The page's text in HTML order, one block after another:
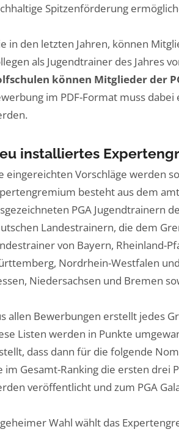
Spitzenförderung
in den letzten Jahren, können
als Jugendtrainer des Jahres
können Mitglieder der
im PDF-Format muss
installiertes
eingereichten Vorschläge werden
besteht aus dem
PGA Jugendtrainern
Landestrainern, die dem
von Bayern, Rheinland-
Nordrhein-Westfalen
Niedersachsen und Bremen
allen Bewerbungen erstellt jedes
Listen werden in Punkte
dass dann für die folgende
im Gesamt-Ranking die ersten drei
veröffentlicht und zum PGA
Wahl wählt das